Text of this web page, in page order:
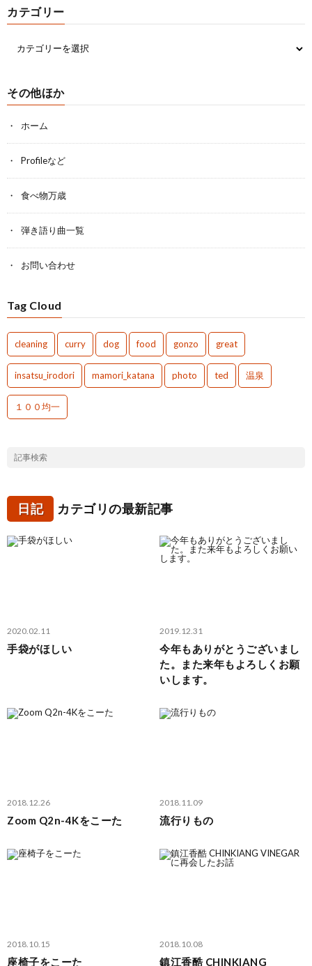
カテゴリー
その他ほか
ホーム
Profileなど
食べ物万歳
弾き語り曲一覧
お問い合わせ
Tag Cloud
cleaning curry dog food gonzo great
insatsu_irodori mamori_katana photo ted 温泉
１００均一
日記 カテゴリの最新記事
2020.02.11
手袋がほしい
2019.12.31
今年もありがとうございまし
た。また来年もよろしくお願
いします。
2018.12.26
Zoom Q2n-4Kをこーた
2018.11.09
流行りもの
2018.10.15
座椅子をこーた
2018.10.08
鎮江香酷 CHINKIANG